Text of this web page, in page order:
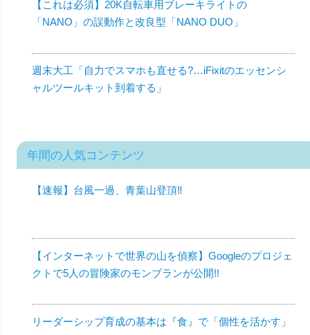
【これは必須】20K自転車用ブレーキライトの
「NANO」の誤動作と改良型「NANO DUO」
週末大工「自力でスマホも直せる?…iFixitのエッセンシ
ャルツールキット到着する」
年間の人気コンテンツ
【速報】台風一過、青葉山登頂‼︎
【インターネットで世界の山を偵察】Googleのプロジェ
クトで5人の冒険家のモンブランが公開!!
リーダーシップ育成の基本は『食』で「個性を活かす」